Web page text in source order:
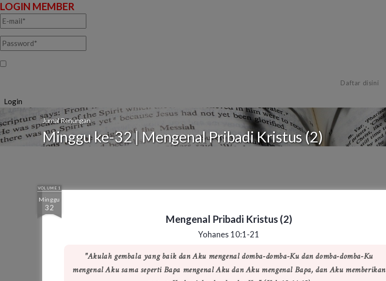
LOGIN MEMBER
Daftar disini
Login
Jurnal Renungan
Minggu ke-32 | Mengenal Pribadi Kristus (2)
VOLUME 1
Minggu
32
Mengenal Pribadi Kristus (2)
Yohanes 10:1-21
"Akulah gembala yang baik dan Aku mengenal domba-domba-Ku dan domba-domba-Ku
mengenal Aku sama seperti Bapa mengenal Aku dan Aku mengenal Bapa, dan Aku memberikan